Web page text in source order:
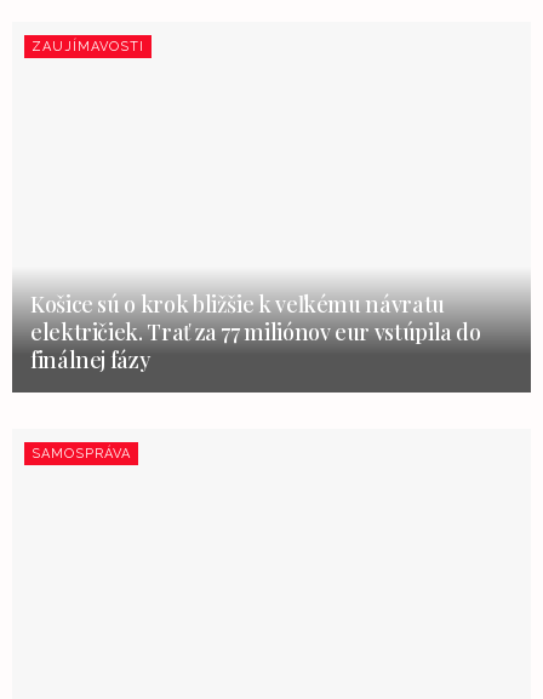
ZAUJÍMAVOSTI
Košice sú o krok bližšie k veľkému návratu
električiek. Trať za 77 miliónov eur vstúpila do
finálnej fázy
SAMOSPRÁVA